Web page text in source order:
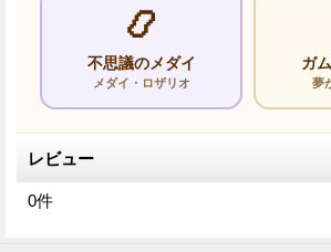
📿
不思議のメダイ
メダイ・ロザリオ
ガ
夢
レビュー
0件